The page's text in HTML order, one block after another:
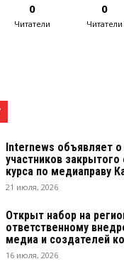
0
Читатели
0
Читатели
Internews объявляет о
участников
курса по медиаправу
21 июля, 2026
Открыт набор на
ответственному
медиа и создателей
16 июля, 2026